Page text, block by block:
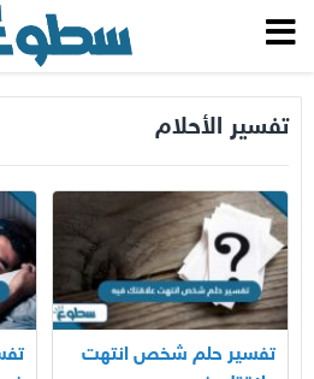
تفسير الأحلام
تفسير حلم شخص انتهت